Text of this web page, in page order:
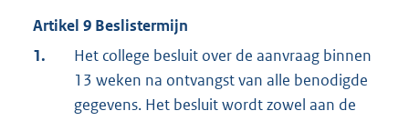
Artikel 9 Beslistermijn
1.
Het college besluit over de aanvraag binnen
13 weken na ontvangst van alle benodigde
gegevens. Het besluit wordt zowel aan de